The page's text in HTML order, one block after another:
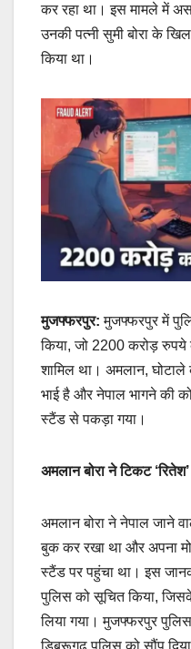
कर रहा था। इस मामले में
उनकी पत्नी सुमी बोरा के
किया था।
मुजफ्फरपुर:मुजफ्फरपुर में
किया, जो 2200 करोड़
शामिल था। अमलान, घोटाले
भाई है और नेपाल भागने की
स्टैंड से पकड़ा गया।
अमलान बोरा ने टिकट
अमलान बोरा ने नेपाल जाने
बुक कर रखा था और अपना
स्टैंड पर पहुंचा था। इस
पुलिस को सूचित किया,
लिया गया। मुजफ्फरपुर